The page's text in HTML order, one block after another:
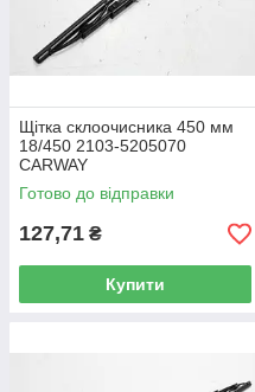
Щітка склоочисника 450 мм
18/450 2103-5205070
CARWAY
Готово до відправки
127,71 ₴
Купити